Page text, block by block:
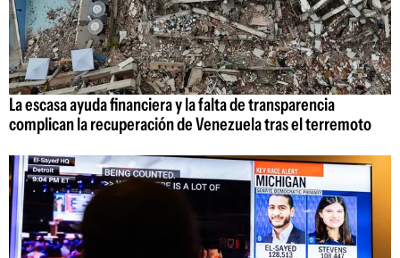
La escasa ayuda financiera y la falta de transparencia
complican la recuperación de Venezuela tras el terremoto